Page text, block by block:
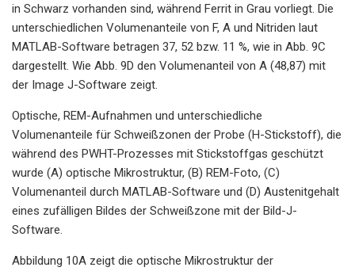
in Schwarz vorhanden sind, während Ferrit in Grau vorliegt. Die
unterschiedlichen Volumenanteile von F, A und Nitriden laut
MATLAB-Software betragen 37, 52 bzw. 11 %, wie in Abb. 9C
dargestellt. Wie Abb. 9D den Volumenanteil von A (48,87) mit
der Image J-Software zeigt.
Optische, REM-Aufnahmen und unterschiedliche
Volumenanteile für Schweißzonen der Probe (H-Stickstoff), die
während des PWHT-Prozesses mit Stickstoffgas geschützt
wurde (A) optische Mikrostruktur, (B) REM-Foto, (C)
Volumenanteil durch MATLAB-Software und (D) Austenitgehalt
eines zufälligen Bildes der Schweißzone mit der Bild-J-
Software.
Abbildung 10A zeigt die optische Mikrostruktur der